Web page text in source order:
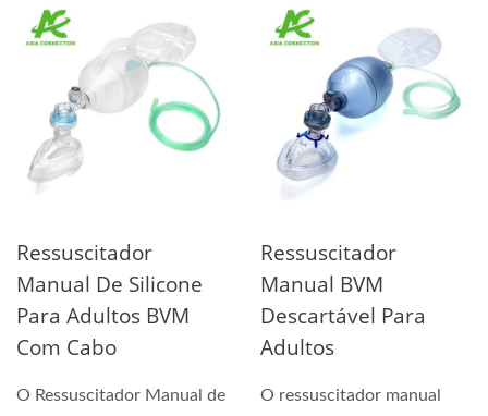
Ressuscitador
Manual De Silicone
Para Adultos BVM
Com Cabo
O Ressuscitador Manual de
Ressuscitador
Manual BVM
Descartável Para
Adultos
O ressuscitador manual